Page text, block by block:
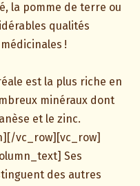
la pomme de terre ou
qualités
!
est la plus riche en
minéraux dont
et le zinc.
vc_row][vc_row]
Ses
des autres